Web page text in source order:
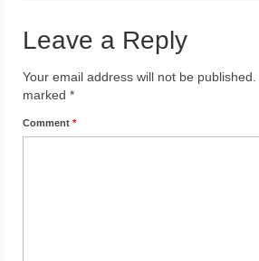
Indonēzija
Par Mums
Leave a Reply
Your email address will not be published.
marked *
Comment *